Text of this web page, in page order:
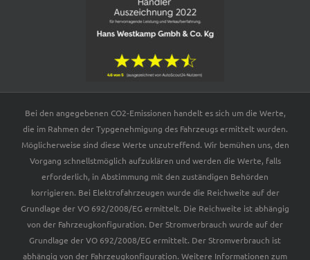
Bei den angegebenen CO2-Emissionen handelt es sich um die Werte,
die im Rahmen der Typgenehmigung des Fahrzeugs ermittelt wurden.
Möglicherweise sind diese Werte unzutreffend. Wir bemühen uns, den
Vorgang schnellstmöglich aufzuklären und werden die Werte, falls
erforderlich, in Abstimmung mit den zuständigen Behörden
korrigieren. Bei Elektrofahrzeugen wurde die Reichweite auf der
Grundlage der VO 692/2008/EG ermittelt. Die Reichweite ist abhängig
von der Fahrzeugkonfiguration. Der Stromverbrauch wurde auf der
Grundlage der VO 692/2008/EG ermittelt. Der Stromverbrauch ist
abhängig von der Fahrzeugkonfiguration. Weitere Informationen zum